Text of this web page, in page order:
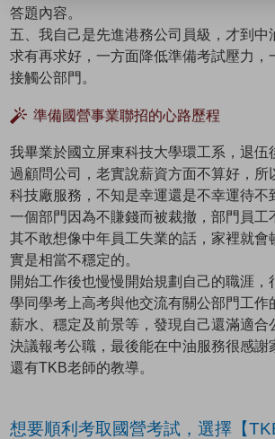
答題內容。
五、我自己是先進港務公司員級，才到中
求有再求好，一方面降低準備考試壓力，
接觸公部門。
準備國營事業聯招的心路歷程
我畢業於國立屏東科技大學環工系，退伍
過顧問公司，老實說薪資方面不算好，所
科技廠服務，不知是幸運還是不幸運待不
一個部門因為不賺錢而被裁撤，部門員工
其不敢想像中年員工失業的話，家裡就會
實是相當不穩定的。
開始工作後也慢慢開始規劃自己的職涯，
學同學考上高考與他交流有關公部門工作
薪水、穩定及前景等，發現自己還滿適合
決議報考公職，最後能在中油服務很感謝
還有TKB老師的教導。
想要順利考取國營考試，選擇【